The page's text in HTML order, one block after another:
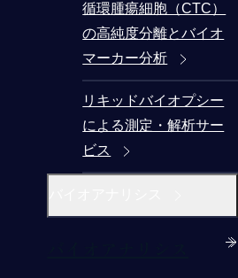
循環腫瘍細胞（CTC）
の高純度分離とバイオ
マーカー分析
リキッドバイオプシー
による測定・解析サー
ビス